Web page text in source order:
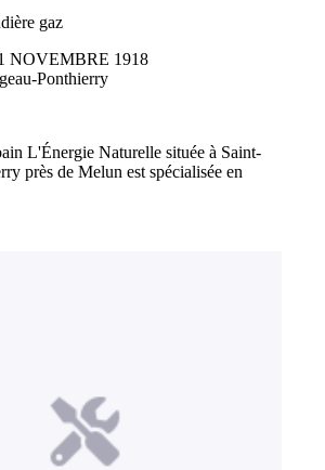
gaz
NOVEMBRE 1918
Ponthierry
L'Énergie Naturelle située à Saint-
près de Melun est spécialisée en